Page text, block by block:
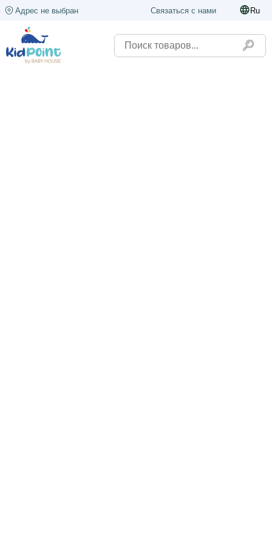
Адрес не выбран Связаться с нами Ru